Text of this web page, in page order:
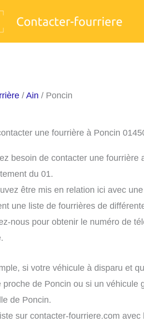
/ Ain / Poncin
une fourrière à Poncin
besoin de contacter une fourrière
du 01.
être mis en relation ici avec
une liste de fourrières de
nous pour obtenir le numéro de
si votre véhicule à disparu et
proche de Poncin ou si un véhicule
de Poncin.
sur contacter-fourriere.com